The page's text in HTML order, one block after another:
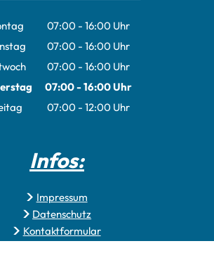
07:00 - 16:00 Uhr
Von 07:00 bis 16:00 Uhr
07:00 - 16:00 Uhr
Von 07:00 bis 16:00 Uhr
07:00 - 16:00 Uhr
Von 07:00 bis 16:00 Uhr
07:00-16:00Uhr
Von 07:00 bis 16:00 Uhr
07:00 - 12:00 Uhr
Infos:
Impressum
Datenschutz
Kontaktformular